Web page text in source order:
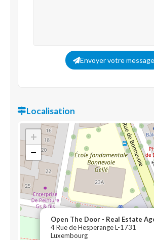
Envoyer votre message
Localisation
Open The Door - Real Estate
4 Rue de Hesperange L-1731
Luxembourg
+
−